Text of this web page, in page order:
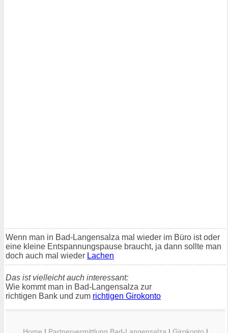
Wenn man in Bad-Langensalza mal wieder im Büro ist oder
eine kleine Entspannungspause braucht, ja dann sollte man
doch auch mal wieder Lachen
Das ist vielleicht auch interessant:
Wie kommt man in Bad-Langensalza zur
richtigen Bank und zum richtigen Girokonto
Home | Partnervermittlung Bad-Langensalza | Girokonto |